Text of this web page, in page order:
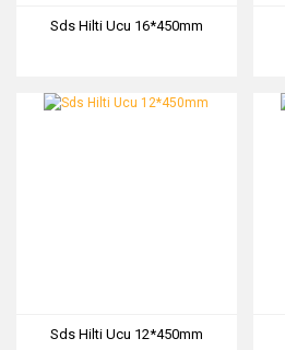
Sds Hilti Ucu 16*450mm
Sds Hilti Ucu 12*450mm